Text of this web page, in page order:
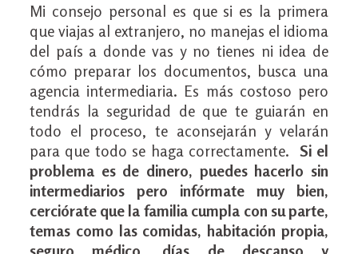
Mi consejo personal es que si es la primera
que viajas al extranjero, no manejas el idioma
del país a donde vas y no tienes ni idea de
cómo preparar los documentos, busca una
agencia intermediaria. Es más costoso pero
tendrás la seguridad de que te guiarán en
todo el proceso, te aconsejarán y velarán
para que todo se haga correctamente. Si el
problema es de dinero, puedes hacerlo sin
intermediarios pero infórmate muy bien,
cerciórate que la familia cumpla con su parte,
temas como las comidas, habitación propia,